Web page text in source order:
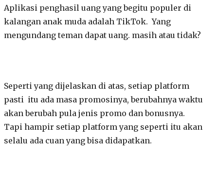
Aplikasi penghasil uang yang begitu populer di
kalangan anak muda adalah TikTok. Yang
mengundang teman dapat uang. masih atau tidak?
Seperti yang dijelaskan di atas, setiap platform
pasti itu ada masa promosinya, berubahnya waktu
akan berubah pula jenis promo dan bonusnya.
Tapi hampir setiap platform yang seperti itu akan
selalu ada cuan yang bisa didapatkan.